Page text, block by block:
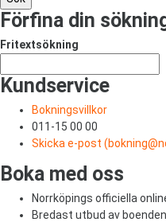
Förfina din
Fritextsökning
Kundservice
Bokningsvillkor
011-15 00 00
Skicka e-post (
Boka med oss
Norrköpings officiella
Bredast utbud av boenden